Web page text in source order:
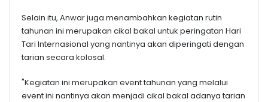
Selain itu, Anwar juga menambahkan kegiatan rutin
tahunan ini merupakan cikal bakal untuk peringatan Hari
Tari Internasional yang nantinya akan diperingati dengan
tarian secara kolosal.
"Kegiatan ini merupakan event tahunan yang melalui
event ini nantinya akan menjadi cikal bakal adanya tarian